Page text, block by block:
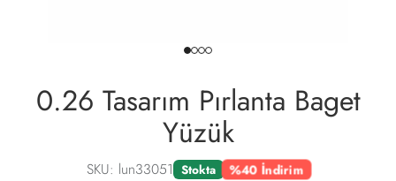
0.26 Tasarım Pırlanta Baget
Yüzük
SKU: lun33051 Stokta %40 İndirim